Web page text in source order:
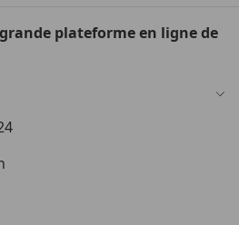
plateforme en ligne de